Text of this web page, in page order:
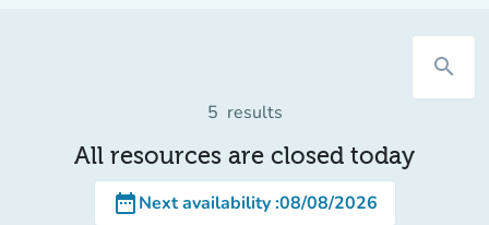
search
5 results
All resources are closed today
date_rangeNext availability:08/08/2026